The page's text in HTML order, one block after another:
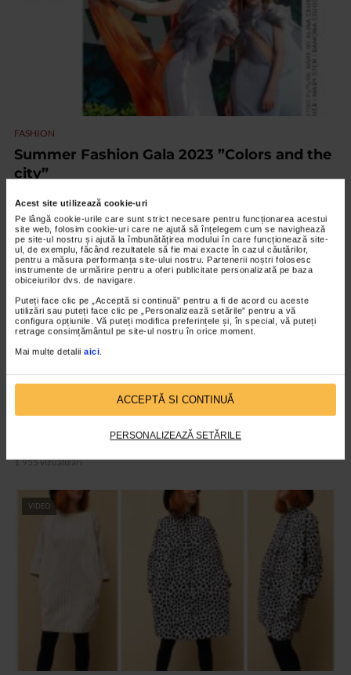
Acest site utilizează cookie-uri
Pe lângă cookie-urile care sunt strict necesare pentru funcționarea acestui
site web, folosim cookie-uri care ne ajută să înțelegem cum se navighează
pe site-ul nostru și ajută la îmbunătățirea modului în care funcționează site-
ul, de exemplu, făcând rezultatele să fie mai exacte în cazul căutărilor,
pentru a măsura performanța site-ului nostru. Partenerii noștri folosesc
instrumente de urmărire pentru a oferi publicitate personalizată pe baza
obiceiurilor dvs. de navigare.
Puteți face clic pe „Acceptă si continuă” pentru a fi de acord cu aceste
utilizări sau puteți face clic pe „Personalizează setările” pentru a vă
configura opțiunile. Vă puteți modifica preferințele și, în special, vă puteți
retrage consimțământul pe site-ul nostru în orice moment.
Mai multe detalii aici.
ACCEPTĂ SI CONTINUĂ
PERSONALIZEAZĂ SETĂRILE
FASHION
Summer Fashion Gala 2023 ”Colors and the
city”
VIDEO
FASHION
Casa Azul by Liza Panait
1.955 vizualizari
VIDEO